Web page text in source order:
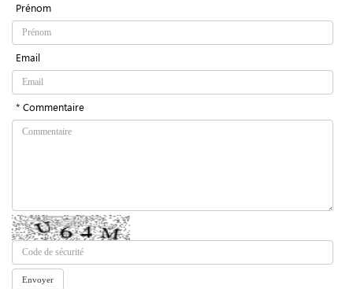
Prénom
Email
* Commentaire